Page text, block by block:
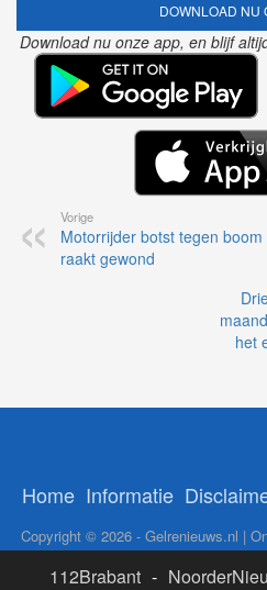
DOWNLOAD NU
Download nu onze app, en blijf
Vorige
Motorrijder botst tegen boom
raakt gewond
het
Home Informatie
Copyright © 2026 - Gelrenieuws.nl |
112Brabant -